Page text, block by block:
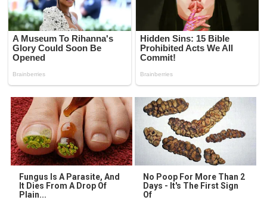
Fungus Is A Parasite, And
It Dies From A Drop Of
Plain...
No Poop For More Than 2
Days - It's The First Sign
Of